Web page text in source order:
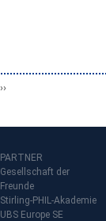
PARTNER
Gesellschaft der
Freunde
Stirling-PHIL-Akademie
UBS Europe SE